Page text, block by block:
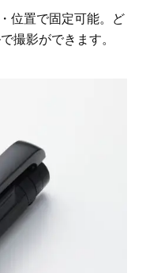
位置で固定可能。ど
撮影ができます。